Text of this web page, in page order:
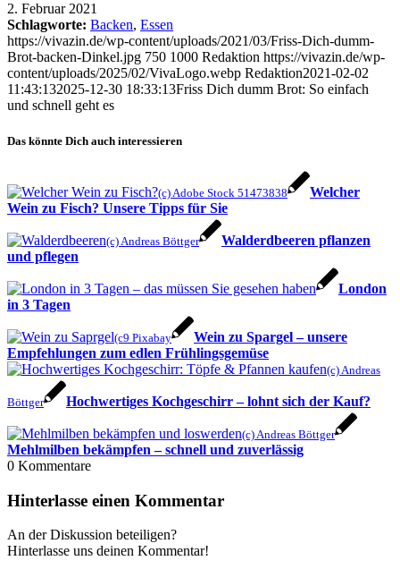
2. Februar 2021
Schlagworte: Backen, Essen
https://vivazin.de/wp-content/uploads/2021/03/Friss-Dich-dumm-
Brot-backen-Dinkel.jpg 750 1000 Redaktion https://vivazin.de/wp-
content/uploads/2025/02/VivaLogo.webp Redaktion2021-02-02
11:43:132025-12-30 18:33:13Friss Dich dumm Brot: So einfach
und schnell geht es
Das könnte Dich auch interessieren
(c) Adobe Stock 51473838
Welcher
Wein zu Fisch? Unsere Tipps für Sie
(c) Andreas Böttger
Walderdbeeren pflanzen
und pflegen
London
in 3 Tagen
(c9 Pixabay
Wein zu Spargel – unsere
Empfehlungen zum edlen Frühlingsgemüse
(c) Andreas
Böttger Hochwertiges Kochgeschirr – lohnt sich der Kauf?
(c) Andreas Böttger
Mehlmilben bekämpfen – schnell und zuverlässig
0 Kommentare
Hinterlasse einen Kommentar
An der Diskussion beteiligen?
Hinterlasse uns deinen Kommentar!